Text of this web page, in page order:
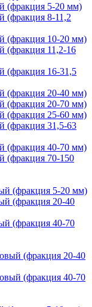
(фракция 5-20 мм)
(фракция 8-11,2
(фракция 10-20 мм)
(фракция 11,2-16
(фракция 16-31,5
(фракция 20-40 мм)
(фракция 20-70 мм)
(фракция 25-60 мм)
(фракция 31,5-63
(фракция 40-70 мм)
(фракция 70-150
(фракция 5-20 мм)
(фракция 20-40
(фракция 40-70
(фракция 20-40
(фракция 40-70